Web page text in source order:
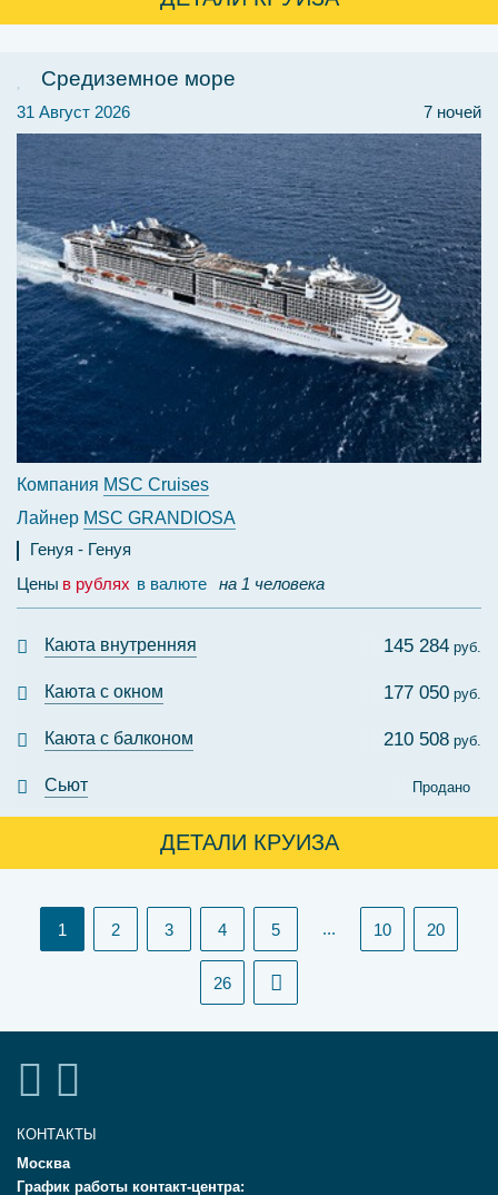
Средиземное море
7 ночей
31 Август 2026
Компания MSC Cruises
Лайнер MSC GRANDIOSA
Генуя
Генуя
Цены в рублях в валюте на 1 человека
Каюта внутренняя 145 284 руб.
Каюта с окном 177 050 руб.
Каюта с балконом 210 508 руб.
Сьют Продано
ДЕТАЛИ КРУИЗА
1 (current)
2 3 4 5 ... 10 20
26
КОНТАКТЫ
Москва
График работы контакт-центра: